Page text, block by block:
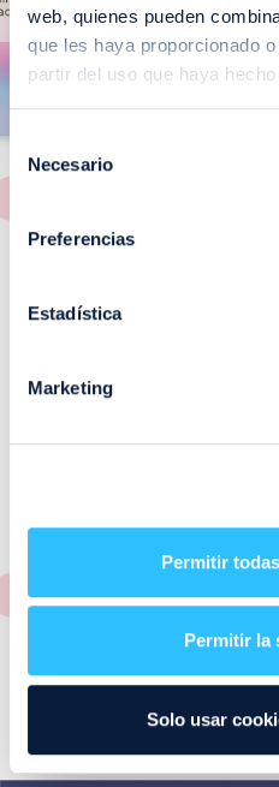
web, quienes pueden
que les haya proporcionado
partir del uso que haya
Selección
Necesario
Preferencias
Estadística
Marketing
Permitir
Permitir la
Solo usar
n
RESTAURANTES
de Puerto Venecia
restaurantes de Puerto
cada una de nuestras
también un plano de los
consultar o el alfabeto